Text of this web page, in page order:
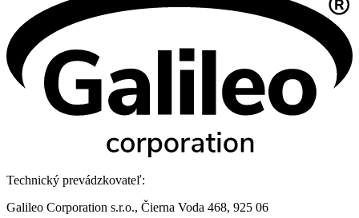
Technický prevádzkovateľ:
Galileo Corporation s.r.o., Čierna Voda 468, 925 06